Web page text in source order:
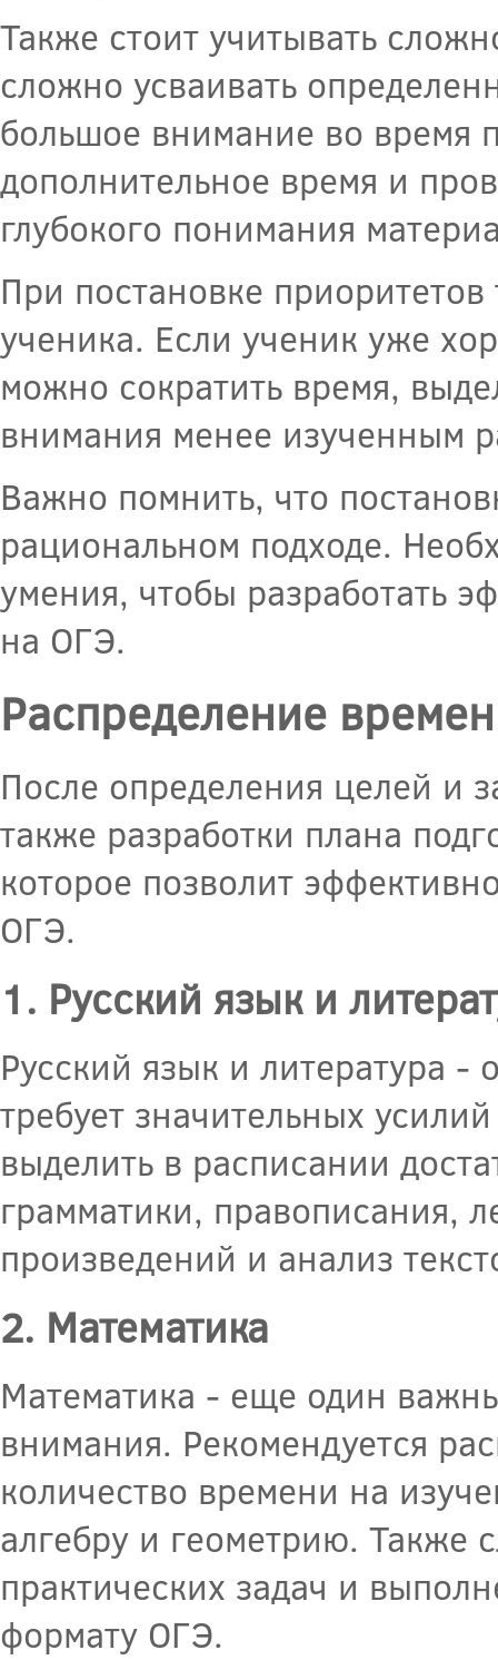
Также стоит учитывать
сложно усваивать
большое внимание во время
дополнительное время и
глубокого понимания
При постановке
ученика. Если ученик уже
можно сократить время,
внимания менее изученным
Важно помнить, что
рациональном подходе.
умения, чтобы разработать
на ОГЭ.
Распределение
После определения целей и
также разработки плана
которое позволит
ОГЭ.
1. Русский язык и
Русский язык и литература
требует значительных
выделить в расписании
грамматики, правописания,
произведений и анализ
2. Математика
Математика - еще один
внимания. Рекомендуется
количество времени на
алгебру и геометрию. Также
практических задач и
формату ОГЭ.